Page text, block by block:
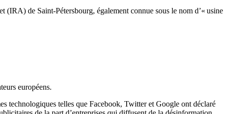
(IRA) de Saint-Pétersbourg, également connue sous le nom d’« usine
européens.
technologiques telles que Facebook, Twitter et Google ont déclaré